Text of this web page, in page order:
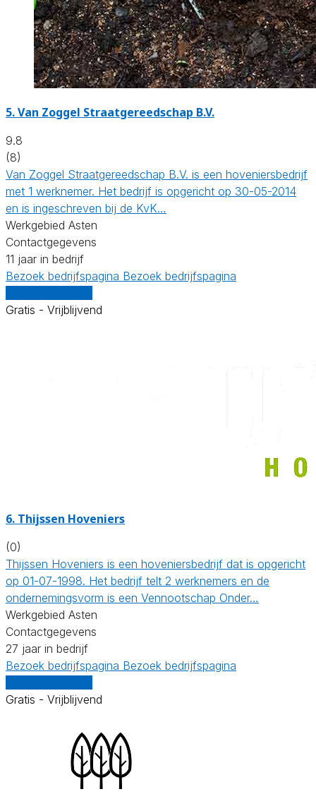
5.Van Zoggel Straatgereedschap B.V.
9.8
(8)
Van Zoggel Straatgereedschap B.V. is een hoveniersbedrijf
met 1 werknemer. Het bedrijf is opgericht op 30-05-2014
en is ingeschreven bij de KvK…
Werkgebied Asten
Contactgegevens
11 jaar in bedrijf
Bezoek bedrijfspagina Bezoek bedrijfspagina
Gratis - Vrijblijvend
6. Thijssen Hoveniers
(0)
Thijssen Hoveniers is een hoveniersbedrijf dat is opgericht
op 01-07-1998. Het bedrijf telt 2 werknemers en de
ondernemingsvorm is een Vennootschap Onder…
Werkgebied Asten
Contactgegevens
27 jaar in bedrijf
Bezoek bedrijfspagina Bezoek bedrijfspagina
Gratis - Vrijblijvend